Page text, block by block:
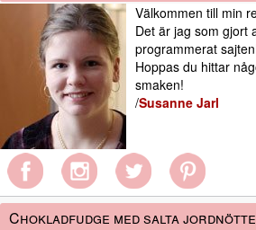
Välkommen till min
Det är jag som gjort
programmerat
Hoppas du hittar
smaken!
/Susanne Jarl
Chokladfudge med salta